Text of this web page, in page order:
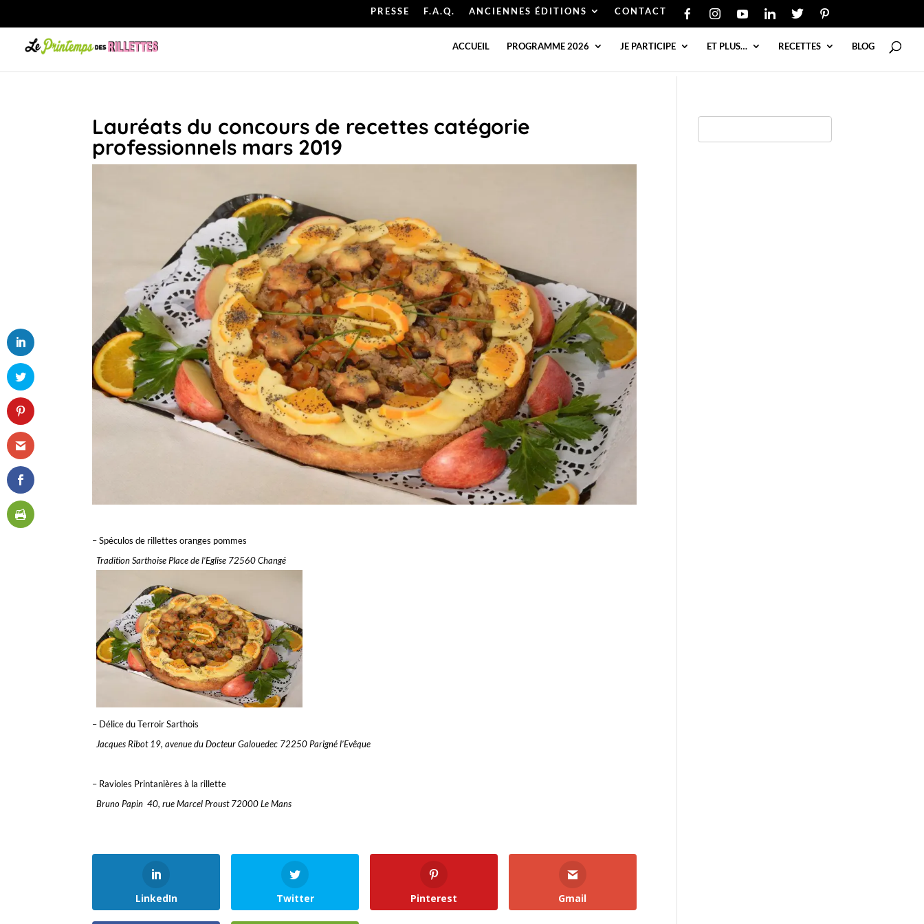
PRESSE F.A.Q. ANCIENNES ÉDITIONS CONTACT
ACCUEIL PROGRAMME 2026 JE PARTICIPE ET PLUS… RECETTES BLOG
Lauréats du concours de recettes catégorie
professionnels mars 2019
– Spéculos de rillettes oranges pommes
Tradition Sarthoise Place de l’Eglise 72560 Changé
– Délice du Terroir Sarthois
Jacques Ribot 19, avenue du Docteur Galouedec 72250 Parigné l’Evêque
– Ravioles Printanières à la rillette
Bruno Papin 40, rue Marcel Proust 72000 Le Mans
LinkedIn Twitter Pinterest Gmail